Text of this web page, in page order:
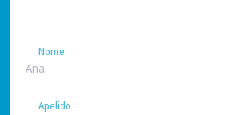
Nome
Apelido